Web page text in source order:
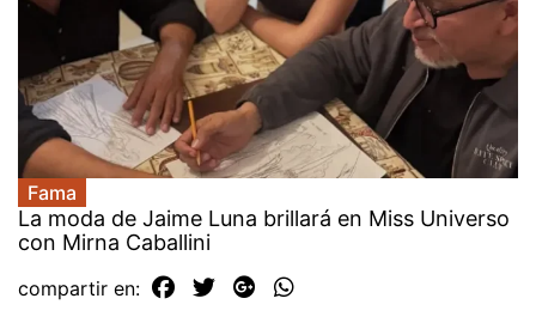
Fama
La moda de Jaime Luna brillará en Miss Universo
con Mirna Caballini
compartir en: